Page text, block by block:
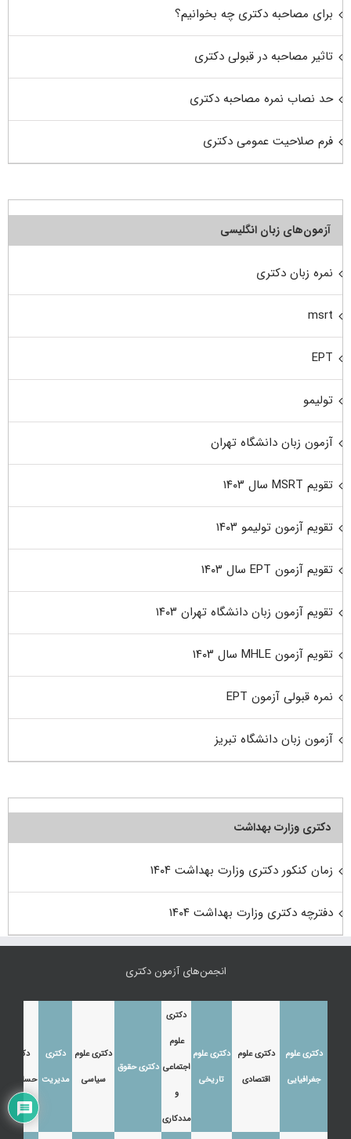
برای مصاحبه دکتری چه بخوانیم؟
تاثیر مصاحبه در قبولی دکتری
حد نصاب نمره مصاحبه دکتری
فرم صلاحیت عمومی دکتری
آزمون‌های زبان انگلیسی
نمره زبان دکتری
msrt
EPT
تولیمو
آزمون زبان دانشگاه تهران
تقویم MSRT سال ۱۴۰۳
تقویم آزمون تولیمو ۱۴۰۳
تقویم آزمون EPT سال ۱۴۰۳
تقویم آزمون زبان دانشگاه تهران ۱۴۰۳
تقویم آزمون MHLE سال ۱۴۰۳
نمره قبولی آزمون EPT
آزمون زبان دانشگاه تبریز
دکتری وزارت بهداشت
زمان کنکور دکتری وزارت بهداشت ۱۴۰۴
دفترچه دکتری وزارت بهداشت ۱۴۰۴
انجمن‌های آزمون دکتری
دکتری علوم
جغرافیایی
دکتری علوم
اقتصادی
دکتری علوم
تاریخی
دکتری
علوم
اجتماعی
و
مددکاری
دکتری حقوق
دکتری علوم
سیاسی
دکتری
مدیریت
دکتری
حسابداری